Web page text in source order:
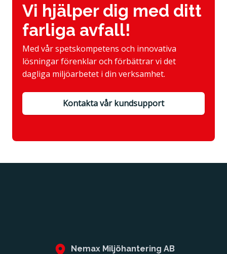
Vi hjälper dig med ditt
farliga avfall!
Med vår spetskompetens och innovativa
lösningar förenklar och förbättrar vi det
dagliga miljöarbetet i din verksamhet.
Kontakta vår kundsupport
Nemax Miljöhantering AB